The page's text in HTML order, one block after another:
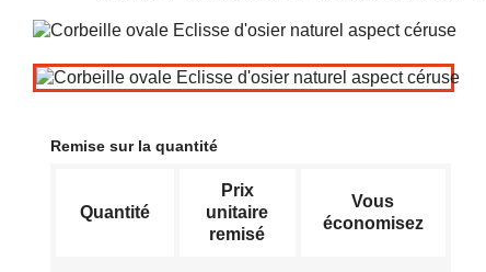
Remise sur la quantité
Quantité
Prix
unitaire
remisé
Vous
économisez